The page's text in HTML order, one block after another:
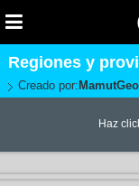
Regiones y
Creado por: MamutGeo
Haz